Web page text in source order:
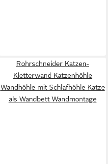
Rohrschneider Katzen-
Kletterwand Katzenhöhle
Wandhöhle mit Schlafhöhle Katze
als Wandbett Wandmontage